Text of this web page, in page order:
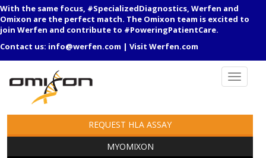
With the same focus, #SpecializedDiagnostics, Werfen and
Omixon are the perfect match. The Omixon team is excited to
join Werfen and contribute to #PoweringPatientCare.
Contact us: info@werfen.com | Visit Werfen.com
REQUEST HLA ASSAY
MYOMIXON